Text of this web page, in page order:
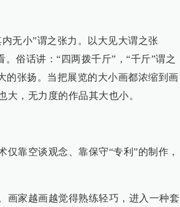
无小”谓之张力。以大见大谓之张
俗话讲：“四两拨千斤”，“千斤”谓之
的张扬。当把展览的大小画都浓缩到画
大，无力度的作品其大也小。
靠空谈观念、靠保守“专利”的制作，
画家越画越觉得熟练轻巧，进入一种套